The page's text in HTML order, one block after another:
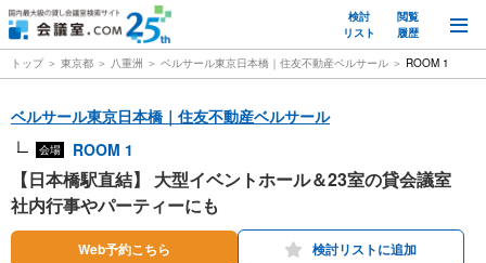
検討
リスト
閲覧
履歴
トップ 東京都 八重洲 ベルサール東京日本橋｜住友不動産ベルサール ROOM 1
ベルサール東京日本橋｜住友不動産ベルサール
会場 ROOM 1
【日本橋駅直結】 大型イベントホール＆23室の貸会議室
社内行事やパーティーにも
Web予約こちら 検討リストに追加